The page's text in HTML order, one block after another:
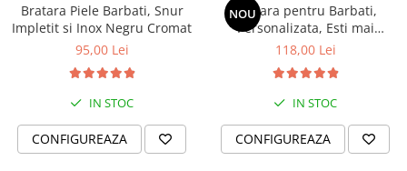
Bratara Piele Barbati, Snur
Impletit si Inox Negru Cromat
95,00 Lei
IN STOC
CONFIGUREAZA
NOU
Bratara pentru Barbati,
Personalizata, Esti mai
puternic si mai iubit
118,00 Lei
IN STOC
CONFIGUREAZA